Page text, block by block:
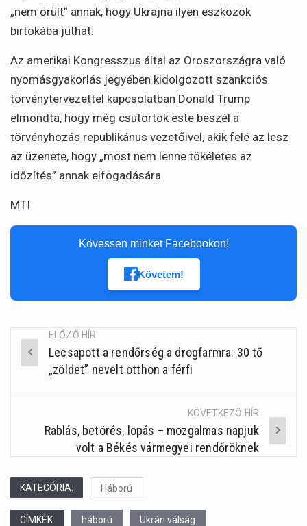
„nem örült” annak, hogy Ukrajna ilyen eszközök
birtokába juthat.
Az amerikai Kongresszus által az Oroszországra való
nyomásgyakorlás jegyében kidolgozott szankciós
törvénytervezettel kapcsolatban Donald Trump
elmondta, hogy még csütörtök este beszél a
törvényhozás republikánus vezetőivel, akik felé az lesz
az üzenete, hogy „most nem lenne tökéletes az
időzítés” annak elfogadására.
MTI
Kövessen minket Facebookon!
Követem!
Post
navigation
ELŐZŐ HÍR
Lecsapott a rendőrség a drogfarmra: 30 tő
„zöldet” nevelt otthon a férfi
KÖVETKEZŐ HÍR
Rablás, betörés, lopás – mozgalmas napjuk
volt a Békés vármegyei rendőröknek
KATEGÓRIA: Háború
CÍMKÉK: háború Ukrán válság